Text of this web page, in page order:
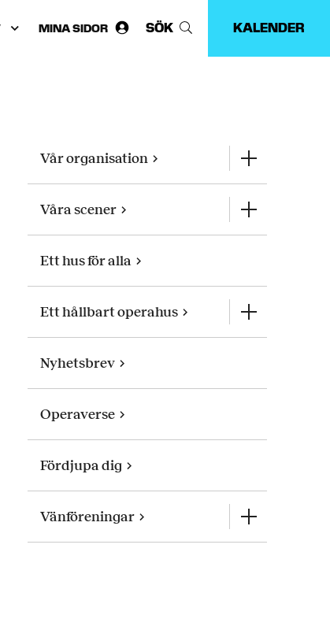
MINA SIDOR SÖK KALENDER
Vår organisation
Våra scener
Ett hus för alla
Ett hållbart operahus
Nyhetsbrev
Operaverse
Fördjupa dig
Vänföreningar